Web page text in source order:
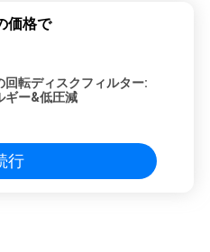
価格で
回転ディスクフィルター:
ギー&低圧減
行